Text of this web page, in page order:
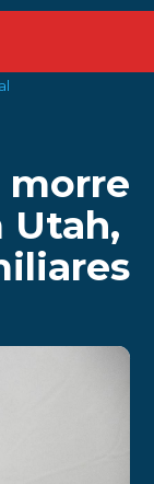
morre
Utah,